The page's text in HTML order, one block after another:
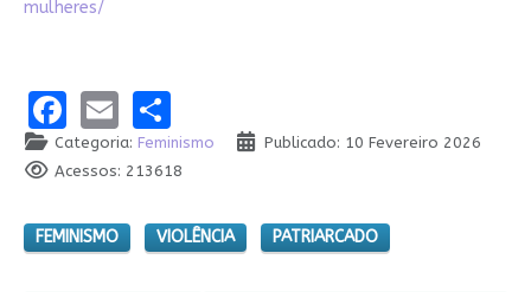
mulheres/
Facebook
EmailShare
Categoria: Feminismo
Publicado: 10 Fevereiro 2026
Acessos: 213618
FEMINISMO VIOLÊNCIA PATRIARCADO